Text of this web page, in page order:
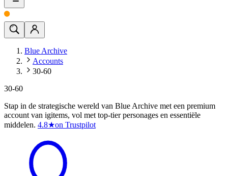
Blue Archive
Accounts
30-60
30-60
Stap in de strategische wereld van Blue Archive met een premium
account van igitems, vol met top-tier personages en essentiële
middelen. 4.8★on Trustpilot